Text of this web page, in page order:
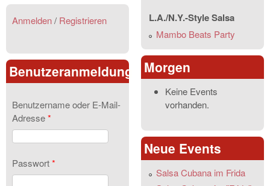
Anmelden/ Registrieren
Benutzeranmeldung
Benutzername oder E-Mail-
Adresse*
Passwort*
L.A./N.Y.-Style Salsa
Mambo Beats Party
Morgen
Keine Events
vorhanden.
Neue Events
Salsa Cubana im Frida